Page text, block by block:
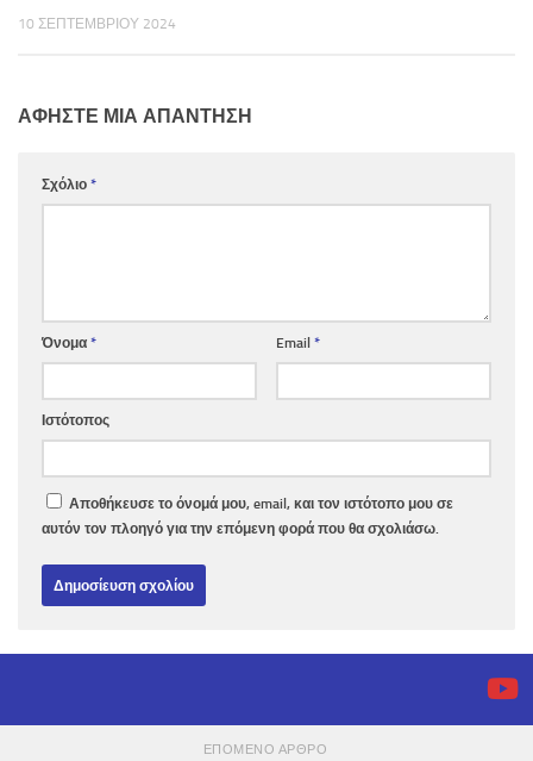
10 ΣΕΠΤΕΜΒΡΊΟΥ 2024
ΑΦΉΣΤΕ ΜΙΑ ΑΠΆΝΤΗΣΗ
Σχόλιο *
Όνομα * Email *
Ιστότοπος
Αποθήκευσε το όνομά μου, email, και τον ιστότοπο μου σε
αυτόν τον πλοηγό για την επόμενη φορά που θα σχολιάσω.
ΕΠΌΜΕΝΟ ΆΡΘΡΟ